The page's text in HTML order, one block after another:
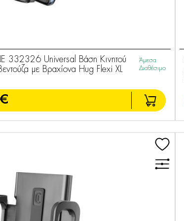
332326 Universal Βάση Κινητού
με Βραχίονα Hug Flexi XL
Άμεσα
Διαθέσιμο